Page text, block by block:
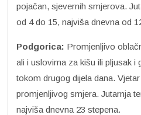
pojačan, sjevernih smjerova.
od 4 do 15, najviša dnevna od
Podgorica: Promjenljivo
ali i uslovima za kišu ili pljusak i
tokom drugog dijela dana.
promjenljivog smjera. Jutarnja
najviša dnevna 23 stepena.